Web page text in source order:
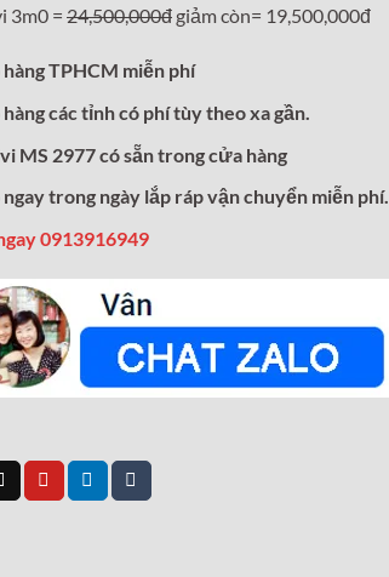
3m0 = 24,500,000đ giảm còn= 19,500,000đ
hàng TPHCM miễn phí
hàng các tỉnh có phí tùy theo xa gần.
MS 2977 có sẵn trong cửa hàng
ngay trong ngày lắp ráp vận chuyển miễn phí.
0913916949